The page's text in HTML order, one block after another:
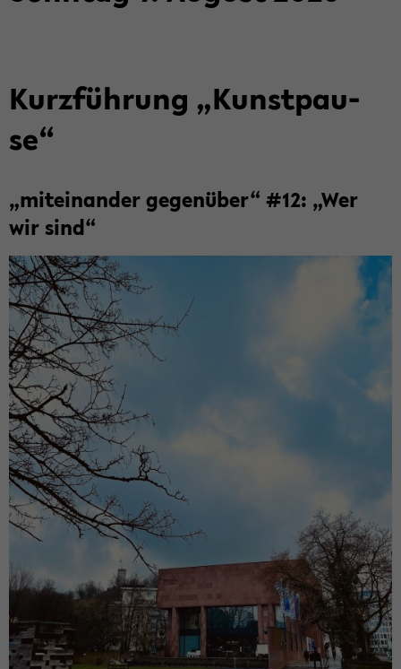
Kurz­füh­rung „Kunst­pau­
se“
„mit­ein­an­der ge­gen­über“ #12: „Wer
wir sind“